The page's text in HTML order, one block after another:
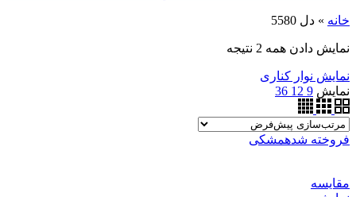
خانه » دل 5580
نمایش دادن همه 2 نتیجه
نمایش نوار کناری
نمایش 9
12
36
فروخته شدهمشکی
مقايسه